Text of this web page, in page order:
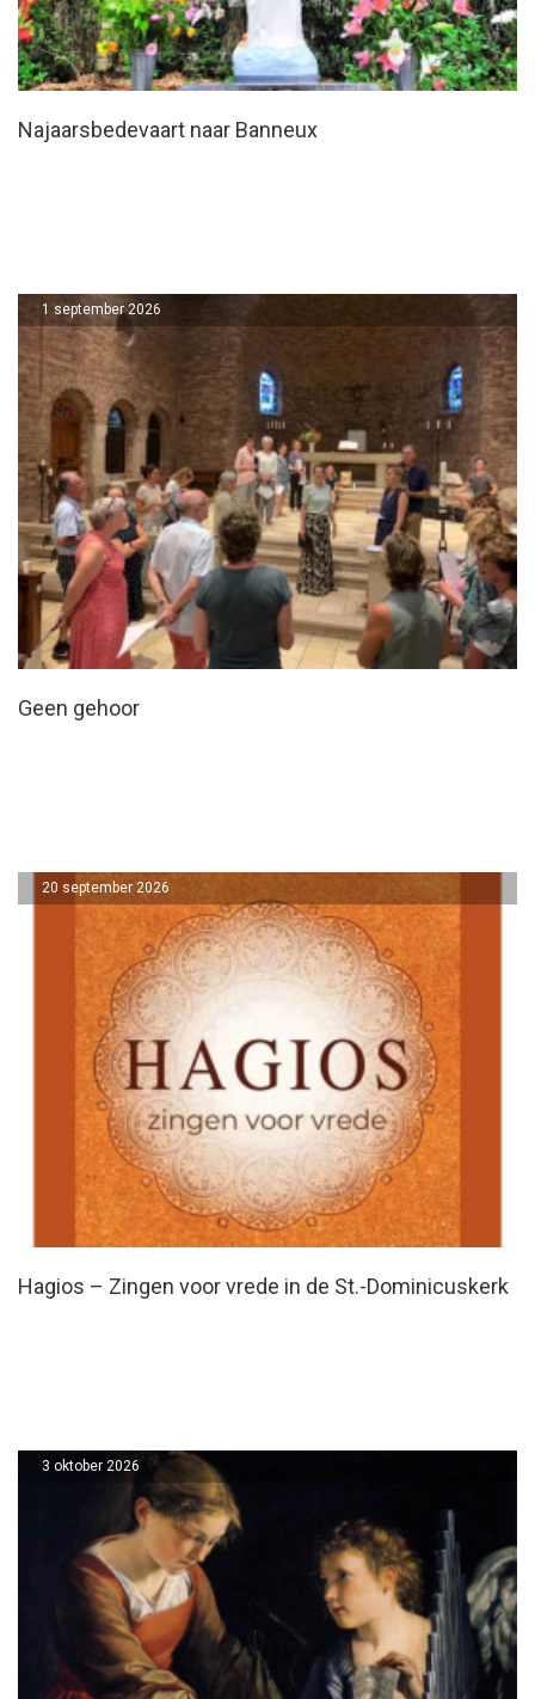
Najaarsbedevaart naar Banneux
Geen gehoor
1 september 2026
Hagios – Zingen voor vrede in de St.-Dominicuskerk
20 september 2026
3 oktober 2026